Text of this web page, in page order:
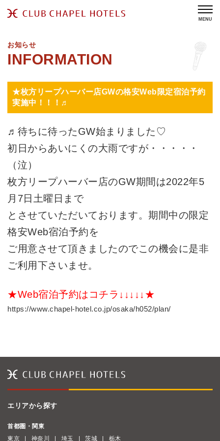
MENU
お知らせ
★枚方リープハーバー店GWの格安Web限定宿泊予約
実施中！！！♬
♬待ちに待ったGW始まりました♡
初日からあいにくの大雨ですが・・・・・
（泣）
枚方リープハーバー店のGW期間は2022年5
月7日土曜日まで
とさせていただいております。期間中の限定
格安Web宿泊予約を
ご用意させて頂きましたのでこの機会に是非
ご利用下さいませ。
★Web宿泊予約はコチラ↓↓↓↓↓★
https://www.chapel-hotel.co.jp/osaka/h052/plan/
エリアから探す
首都圏・関東
東京
神奈川 埼玉 茨城 栃木